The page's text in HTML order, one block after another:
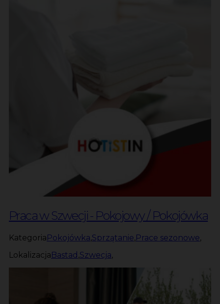
Praca w Szwecji - Pokojowy / Pokojówka
KategoriaPokojówka,Sprzątanie,Prace sezonowe,
LokalizacjaBastad ,Szwecja,